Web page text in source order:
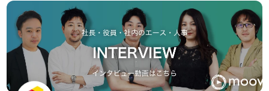
Worldwide Service”の一員として、プラットフォームとコンテンツの
両面にて着実に成長を遂げています。 年齢・性別問わず、日本に住む
誰もが使う「国民的サービス」を目指し、エンターテイメント産業を
リードする企業の一つであり続けます。 ※WEBTOON Worldwide
Serviceについて 全世界に向け10カ国語でサービス展開する、電子コ
ミックを中心としたプラットフォームの連合体。代表的なプラットフ
ォームは「LINEマンガ」（日本/LINE Digital Frontier株式会社）、
「WEBTOON」（北中南米･欧州/WEBTOON Entertainment Inc.）、